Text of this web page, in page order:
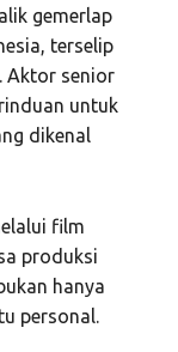
gemerlap
terselip
Aktor senior
untuk
dikenal
film
produksi
hanya
personal.